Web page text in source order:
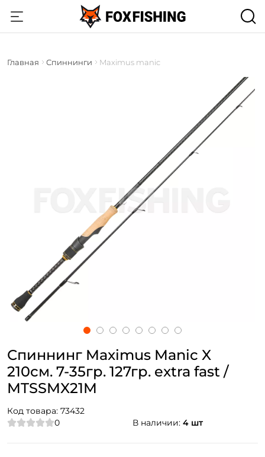
Главная Спиннинги Maximus manic
Спиннинг Maximus Manic X
210см. 7-35гр. 127гр. extra fast /
MTSSMX21M
Код товара: 73432
0
В наличии: 4 шт